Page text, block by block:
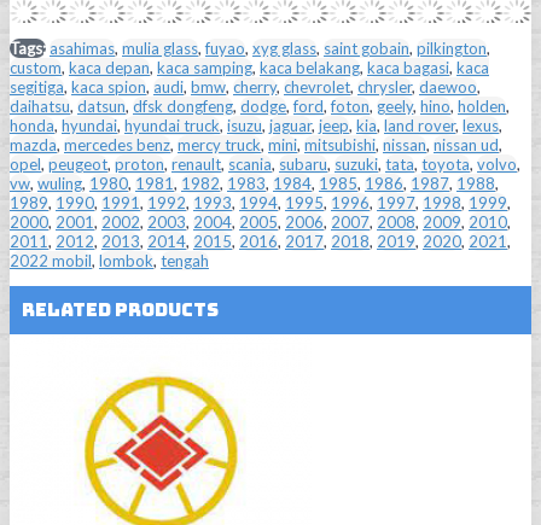
Tags:asahimas, mulia glass,fuyao, xyg glass, saint gobain, pilkington,
custom, kaca depan, kaca samping, kaca belakang, kaca bagasi, kaca
segitiga, kaca spion, audi, bmw, cherry, chevrolet, chrysler, daewoo,
daihatsu, datsun, dfsk dongfeng, dodge,ford,foton, geely, hino, holden,
honda, hyundai, hyundai truck, isuzu, jaguar, jeep, kia, land rover, lexus,
mazda, mercedes benz, mercy truck, mini, mitsubishi, nissan, nissan ud,
opel, peugeot, proton, renault, scania, subaru, suzuki, tata, toyota, volvo,
vw, wuling, 1980, 1981, 1982, 1983, 1984, 1985, 1986, 1987, 1988,
1989, 1990, 1991, 1992, 1993, 1994, 1995, 1996, 1997, 1998, 1999,
2000, 2001, 2002, 2003, 2004, 2005, 2006, 2007, 2008, 2009, 2010,
2011, 2012, 2013, 2014, 2015, 2016, 2017, 2018, 2019, 2020, 2021,
2022 mobil, lombok, tengah
Related Products